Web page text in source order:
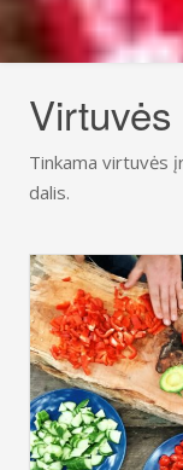
Tinkama virtuvės
dalis.